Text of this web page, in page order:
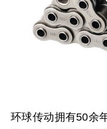
环球传动拥有50余